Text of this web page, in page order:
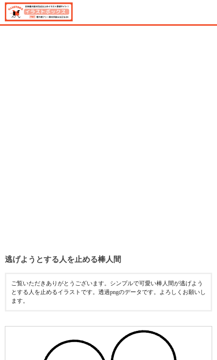
逃げようとする人を止める棒人間
ご覧いただきありがとうございます。シンプルで可愛い棒人間が逃げよう
とする人を止めるイラストです。透過pngのデータです。よろしくお願いし
ます。